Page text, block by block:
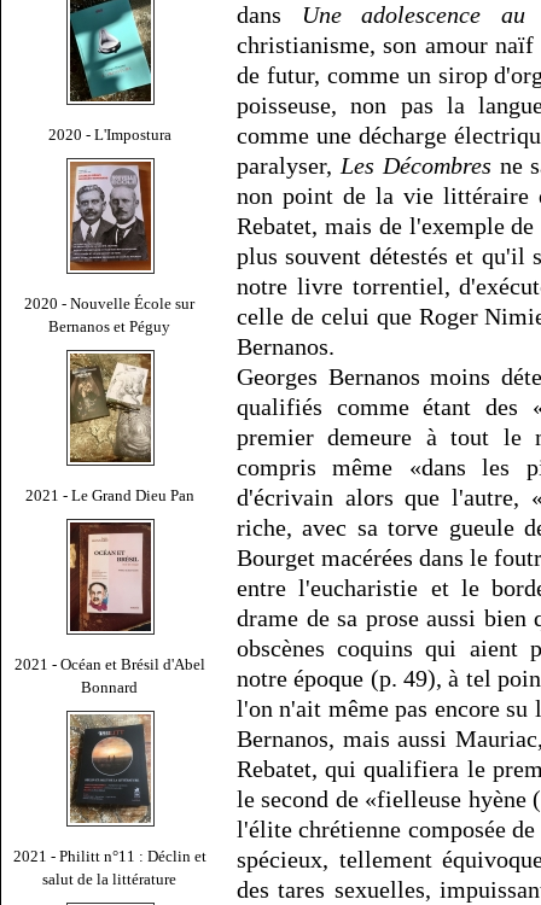
2020 - L'Impostura
2020 - Nouvelle École sur
Bernanos et Péguy
2021 - Le Grand Dieu Pan
2021 - Océan et Brésil d'Abel
Bonnard
2021 - Philitt n°11 : Déclin et
salut de la littérature
dans
Une adolescence
christianisme, son amour
de futur, comme un sirop
poisseuse, non pas la
comme une décharge
paralyser, Les Décombres ne
non point de la vie littéraire
Rebatet, mais de l'exemple
plus souvent détestés et qu'il
notre livre torrentiel,
celle de celui que Roger
Bernanos.
Georges Bernanos moins
qualifiés comme étant des
premier demeure à tout le
compris même «dans les
d'écrivain alors que l'autre,
riche, avec sa torve gueule
Bourget macérées dans le
entre l'eucharistie et le
drame de sa prose aussi bien
obscènes coquins qui aient
notre époque (p. 49), à tel
l'on n'ait même pas encore
Bernanos, mais aussi
Rebatet, qui qualifiera le
le second de «fielleuse
l'élite chrétienne composée
spécieux, tellement
des tares sexuelles,